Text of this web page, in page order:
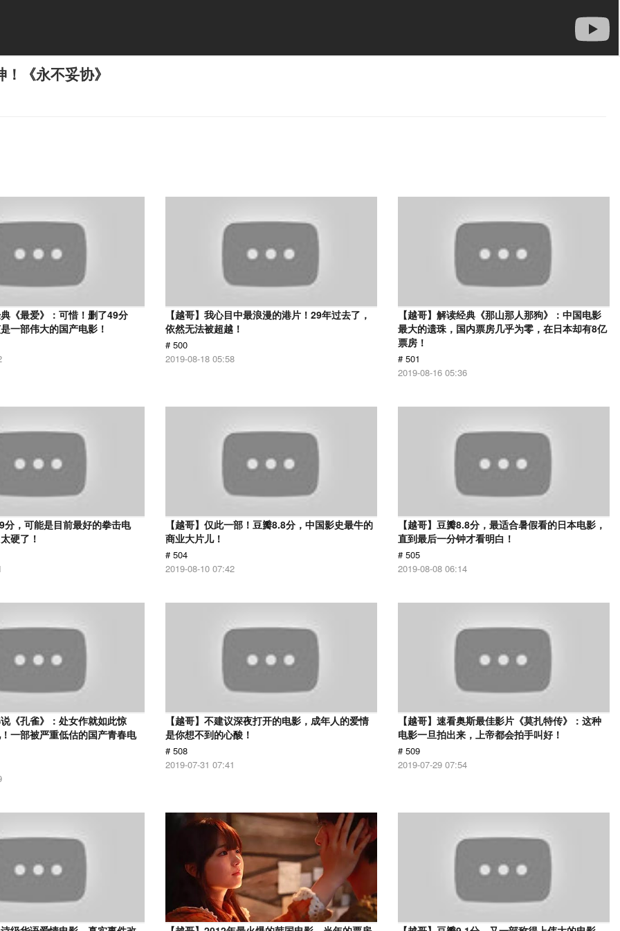
《永不妥协》
《最爱》：可惜！删了49分
一部伟大的国产电影！
【越哥】我心目中最浪漫的港片！29年过去了，
依然无法被超越！
# 500
2019-08-18 05:58
【越哥】解读经典《那山那人那狗》：中国电影
最大的遗珠，国内票房几乎为零，在日本却有8亿
票房！
# 501
2019-08-16 05:36
分，可能是目前最好的拳击电
硬了！
【越哥】仅此一部！豆瓣8.8分，中国影史最牛的
商业大片儿！
# 504
2019-08-10 07:42
【越哥】豆瓣8.8分，最适合暑假看的日本电影，
直到最后一分钟才看明白！
# 505
2019-08-08 06:14
《孔雀》：处女作就如此惊
一部被严重低估的国产青春电
【越哥】不建议深夜打开的电影，成年人的爱情
是你想不到的心酸！
# 508
2019-07-31 07:41
【越哥】速看奥斯最佳影片《莫扎特传》：这种
电影一旦拍出来，上帝都会拍手叫好！
# 509
2019-07-29 07:54